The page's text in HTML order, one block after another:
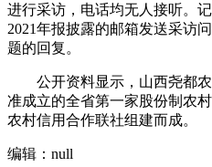
进行采访，电话均无人接听。
2021年报披露的邮箱发送采访
题的回复。
公开资料显示，山西尧都农
准成立的全省第一家股份制农
农村信用合作联社组建而成。
编辑：null